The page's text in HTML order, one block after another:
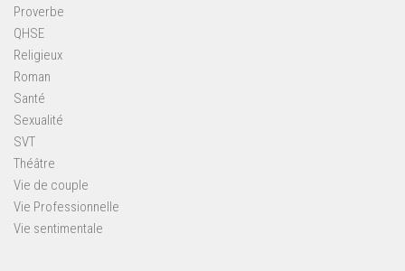
Proverbe
QHSE
Religieux
Roman
Santé
Sexualité
SVT
Théâtre
Vie de couple
Vie Professionnelle
Vie sentimentale